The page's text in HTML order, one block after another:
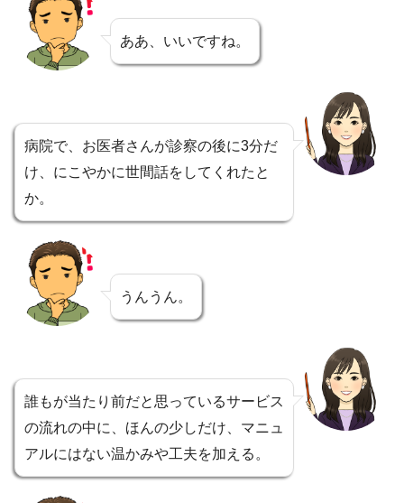
ああ、いいですね。
病院で、お医者さんが診察の後に3分だ
け、にこやかに世間話をしてくれたと
か。
うんうん。
誰もが当たり前だと思っているサービス
の流れの中に、ほんの少しだけ、マニュ
アルにはない温かみや工夫を加える。